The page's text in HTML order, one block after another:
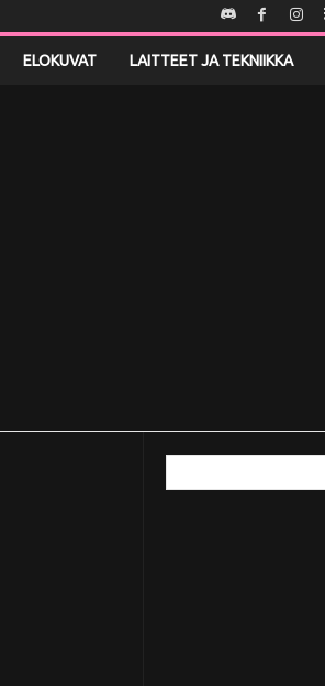
ELOKUVAT LAITTEET JA TEKNIIKKA